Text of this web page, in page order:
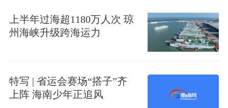
上半年过海超1180万人次 琼
州海峡升级跨海运力
特写 | 省运会赛场“搭子”齐
上阵 海南少年正追风